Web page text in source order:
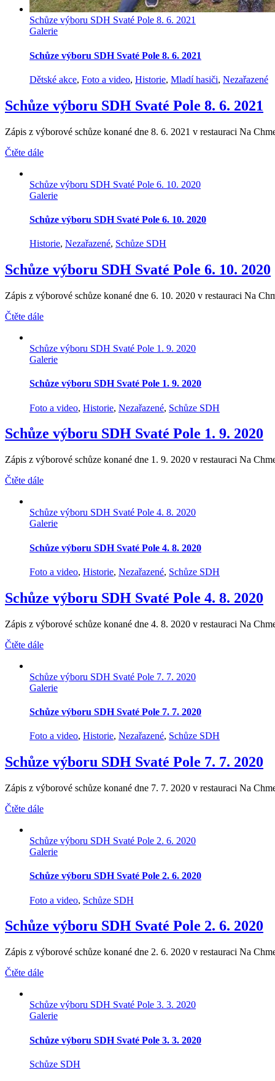
Schůze výboru SDH Svaté Pole 8. 6. 2021
Galerie
Schůze výboru SDH Svaté Pole 8. 6. 2021
Dětské akce, Foto a video, Historie, Mladí hasiči, Nezařazené
Schůze výboru SDH Svaté Pole 8. 6. 2021
Zápis z výborové schůze konané dne 8. 6. 2021 v restauraci Na
Čtěte dále
Schůze výboru SDH Svaté Pole 6. 10. 2020
Galerie
Schůze výboru SDH Svaté Pole 6. 10. 2020
Historie, Nezařazené, Schůze SDH
Schůze výboru SDH Svaté Pole 6. 10. 2020
Zápis z výborové schůze konané dne 6. 10. 2020 v restauraci Na
Čtěte dále
Schůze výboru SDH Svaté Pole 1. 9. 2020
Galerie
Schůze výboru SDH Svaté Pole 1. 9. 2020
Foto a video, Historie, Nezařazené, Schůze SDH
Schůze výboru SDH Svaté Pole 1. 9. 2020
Zápis z výborové schůze konané dne 1. 9. 2020 v restauraci Na
Čtěte dále
Schůze výboru SDH Svaté Pole 4. 8. 2020
Galerie
Schůze výboru SDH Svaté Pole 4. 8. 2020
Foto a video, Historie, Nezařazené, Schůze SDH
Schůze výboru SDH Svaté Pole 4. 8. 2020
Zápis z výborové schůze konané dne 4. 8. 2020 v restauraci Na
Čtěte dále
Schůze výboru SDH Svaté Pole 7. 7. 2020
Galerie
Schůze výboru SDH Svaté Pole 7. 7. 2020
Foto a video, Historie, Nezařazené, Schůze SDH
Schůze výboru SDH Svaté Pole 7. 7. 2020
Zápis z výborové schůze konané dne 7. 7. 2020 v restauraci Na
Čtěte dále
Schůze výboru SDH Svaté Pole 2. 6. 2020
Galerie
Schůze výboru SDH Svaté Pole 2. 6. 2020
Foto a video, Schůze SDH
Schůze výboru SDH Svaté Pole 2. 6. 2020
Zápis z výborové schůze konané dne 2. 6. 2020 v restauraci Na
Čtěte dále
Schůze výboru SDH Svaté Pole 3. 3. 2020
Galerie
Schůze výboru SDH Svaté Pole 3. 3. 2020
Schůze SDH